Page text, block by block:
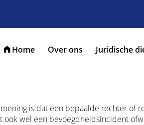
Home Over ons Juridische
is dat een bepaalde rechter of
ook wel een bevoegdheidsincident